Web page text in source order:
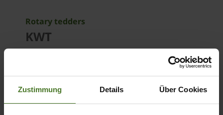
Zustimmung Details Über Cookies
Rotary tedders
KWT